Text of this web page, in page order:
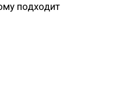
подходит